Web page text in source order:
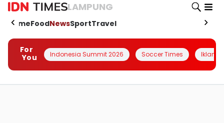
LAMPUNG
HomeFoodNewsSportTravel
For
You
Indonesia Summit 2026 Soccer Times Iklanin